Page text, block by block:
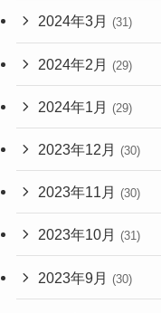
2024年3月 (31)
2024年2月 (29)
2024年1月 (29)
2023年12月 (30)
2023年11月 (30)
2023年10月 (31)
2023年9月 (30)